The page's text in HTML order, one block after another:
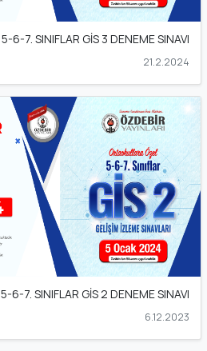
5-6-7. SINIFLAR GİS 3 DENEME SINAVI
21.2.2024
5-6-7. SINIFLAR GİS 2 DENEME SINAVI
6.12.2023